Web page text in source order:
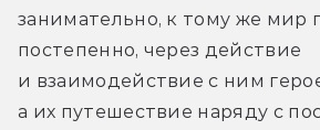
занимательно, к тому же мир
постепенно, через действие
и взаимодействие с ним
а их путешествие наряду с